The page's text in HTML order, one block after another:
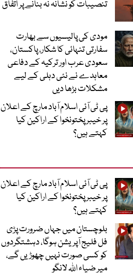
تنصیبات کو نشانہ نہ بنانے پر اتفاق
مودی کی پالیسیوں سے بھارت
سفارتی تنہائی کا شکار، پاکستان،
سعودی عرب اور ترکیہ کے دفاعی
معاہدے نے نئی دہلی کے لیے
مشکلات بڑھا دیں
پی ٹی آئی اسلام آباد مارچ کے اعلان
پر خیبر پختونخوا کے اراکین کیا
کہتے ہیں؟
پی ٹی آئی اسلام آباد مارچ کے اعلان
پر خیبر پختونخوا کے اراکین کیا
کہتے ہیں؟
بلوچستان میں جہاں ضرورت پڑی
فل فلیج آپریشن ہوگا، دہشتگردوں
کو کسی صورت نہیں چھوڑیں گے،
میر ضیاء اللہ لانگو